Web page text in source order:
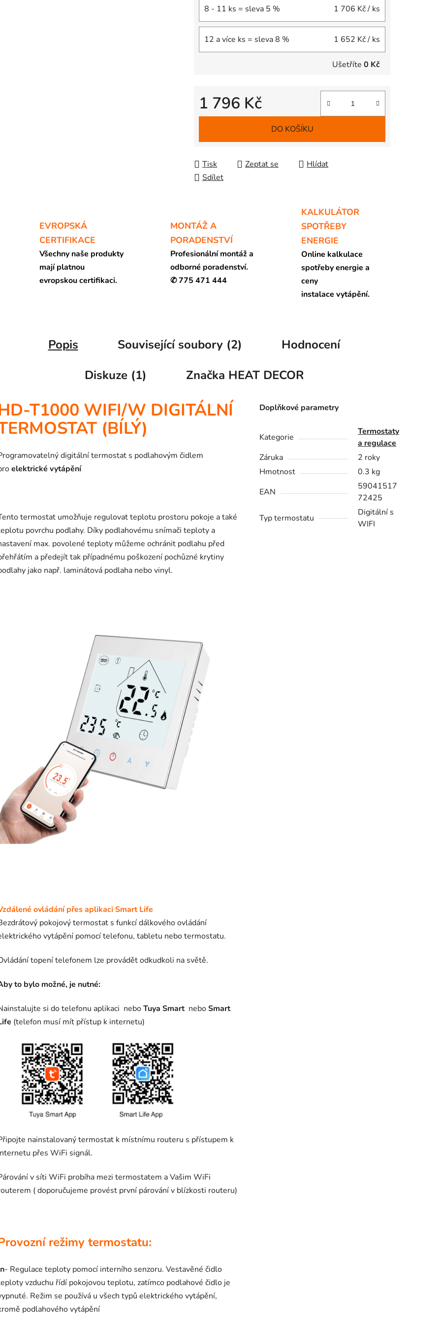
8 - 11 ks = sleva 5 % 1 706 Kč/ ks
12 a více ks = sleva 8 % 1 652 Kč/ ks
Ušetříte 0 Kč
1 796 Kč
Měrná cena:
DO KOŠÍKU
Tisk Zeptat se
Hlídat
Sdílet
EVROPSKÁ
CERTIFIKACE
Všechny naše produkty
mají platnou
evropskou certifikaci.
MONTÁŽ A
PORADENSTVÍ
Profesionální montáž a
odborné poradenství.
✆ 775 471 444
KALKULÁTOR
SPOTŘEBY
ENERGIE
Online kalkulace
spotřeby energie a
ceny
instalace vytápění.
Popis Související soubory (2)
Hodnocení
Diskuze (1)
Značka HEAT DECOR
T1000 WIFI/W DIGITÁLNÍ
(BÍLÝ)
digitální termostat s podlahovým čidlem
elektrické vytápění
termostat umožňuje regulovat teplotu prostoru pokoje a také
povrchu podlahy. Díky podlahovému snímači teploty a
max. povolené teploty můžeme ochránit podlahu před
a předejít tak případnému poškození pochůzné krytiny
jako např. laminátová podlaha nebo vinyl.
ovládání přes aplikaci Smart Life
pokojový termostat s funkcí dálkového ovládání
vytápění pomocí telefonu, tabletu nebo termostatu.
topení telefonem lze provádět odkudkoli na světě.
to bylo možné, je nutné:
si do telefonu aplikaci neboTuya SmartneboSmart
(telefon musí mít přístup k internetu)
nainstalovaný termostat k místnímu routeru s přístupem k
přes WiFi signál.
v síti WiFi probíha mezi termostatem a Vašim WiFi
( doporučujeme provést první párování v blízkosti routeru)
režimy termostatu:
- Regulace teploty pomocí interního senzoru. Vestavěné čidlo
vzduchu řídí pokojovou teplotu, zatímco podlahové čidlo je
Režim se používá u všech typů elektrického vytápění,
podlahového vytápění
Doplňkové parametry
Kategorie
Termostaty
a regulace
Záruka
2 roky
Hmotnost
0.3 kg
EAN
59041517
72425
Typ termostatu
Digitální s
WIFI